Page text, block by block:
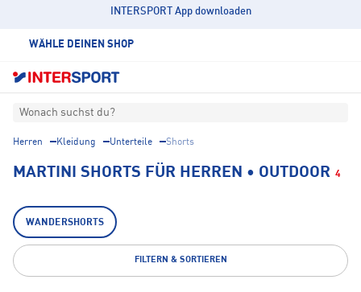
INTERSPORT App downloaden
WÄHLE DEINEN SHOP
Wonach suchst du?
Herren Kleidung Unterteile Shorts
MARTINI SHORTS FÜR HERREN • OUTDOOR 4
WANDERSHORTS
FILTERN & SORTIEREN